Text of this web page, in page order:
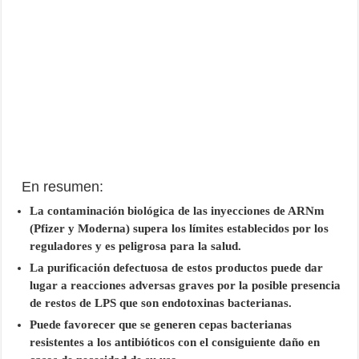
En resumen:
La contaminación biológica de las inyecciones de ARNm
(Pfizer y Moderna) supera los límites establecidos por los
reguladores y es peligrosa para la salud.
La purificación defectuosa de estos productos puede dar
lugar a reacciones adversas graves por la posible presencia
de restos de LPS que son endotoxinas bacterianas.
Puede favorecer que se generen cepas bacterianas
resistentes a los antibióticos con el consiguiente daño en